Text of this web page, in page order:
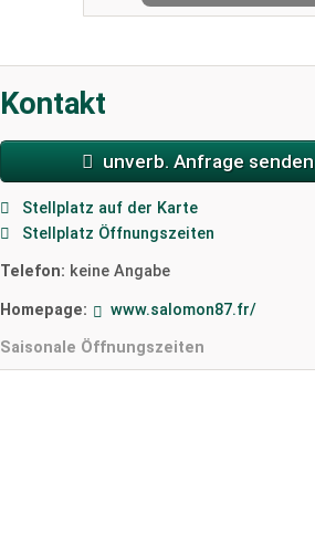
Kontakt
unverb. Anfrage senden
Stellplatz auf der Karte
Stellplatz Öffnungszeiten
Telefon: keine Angabe
Homepage: www.salomon87.fr/
Saisonale Öffnungszeiten